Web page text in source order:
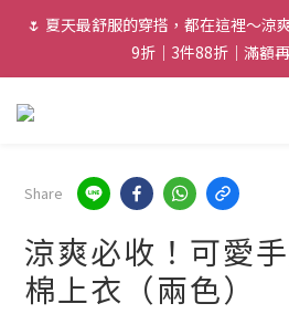
🌷 夏天最舒服的穿搭，都在這裡～涼
9折｜3件88折｜滿額
Share
涼爽必收！可愛
棉上衣（兩色）